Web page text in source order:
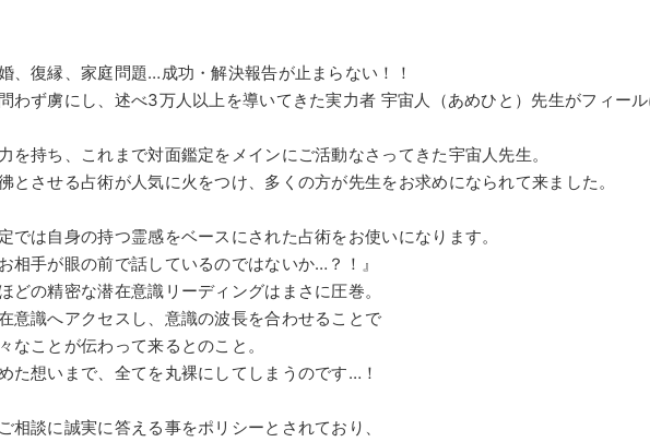
、復縁、家庭問題…成功・解決報告が止まらない！！
わず虜にし、述べ3万人以上を導いてきた実力者 宇宙人（あめひと）先生がフィー
を持ち、これまで対面鑑定をメインにご活動なさってきた宇宙人先生。
とさせる占術が人気に火をつけ、多くの方が先生をお求めになられて来ました。
では自身の持つ霊感をベースにされた占術をお使いになります。
相手が眼の前で話しているのではないか…？！』
どの精密な潜在意識リーディングはまさに圧巻。
意識へアクセスし、意識の波長を合わせることで
なことが伝わって来るとのこと。
た想いまで、全てを丸裸にしてしまうのです…！
相談に誠実に答える事をポリシーとされており、